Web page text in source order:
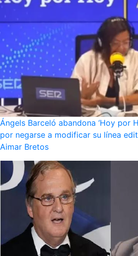
Ángels Barceló abandona ‘Hoy por
por negarse a modificar su línea
Aimar Bretos